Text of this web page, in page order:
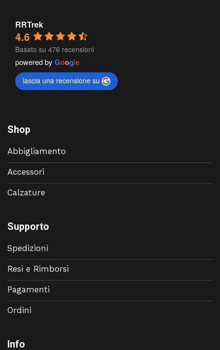
RRTrek
4.6
Basato su 476 recensioni
powered by Google
lascia una recensione su
Shop
Abbigliamento
Accessori
Calzature
Supporto
Spedizioni
Resi e Rimborsi
Pagamenti
Ordini
Info